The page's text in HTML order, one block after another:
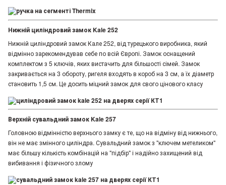
Нижній циліндровий замок Kale 252
Нижній циліндровий замок Кале 252, від турецького виробника, який
відмінно зарекомендував себе по всій Європі. Замок оснащений
комплектом з 5 ключів, яких вистачить для більшості сімей. Замок
закривається на 3 обороту, ригеля входять в короб на 3 см, а їх діаметр
становить 1,5 см. Це досить міцний замок для свого цінового класу
Верхній сувальдний замок Kale 257
Головною відмінністю верхнього замку є те, що на відміну від нижнього,
він не має змінного циліндра. Сувальдний замок з "ключем метеликом"
має більшу кількість комбінацій на "підбір" і надійно захищений від
вибивання і фізичного злому